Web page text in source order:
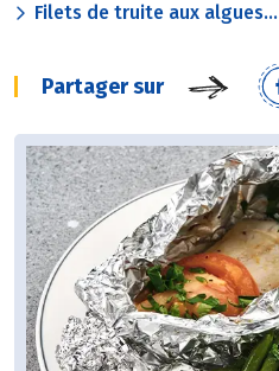
Filets de truite aux algues...
Partager sur